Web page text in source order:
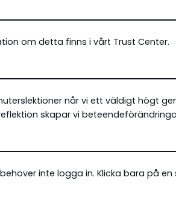
om detta finns i vårt Trust Center.
når vi ett väldigt högt
skapar vi
inte logga in. Klicka bara på en